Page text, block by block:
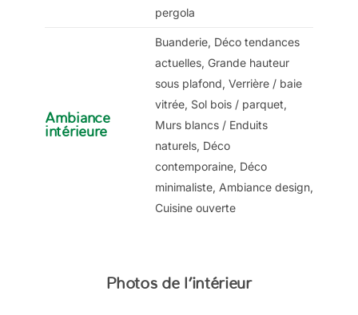
pergola
Ambiance
intérieure
Buanderie, Déco tendances
actuelles, Grande hauteur
sous plafond, Verrière / baie
vitrée, Sol bois / parquet,
Murs blancs / Enduits
naturels, Déco
contemporaine, Déco
minimaliste, Ambiance design,
Cuisine ouverte
Photos de l’intérieur